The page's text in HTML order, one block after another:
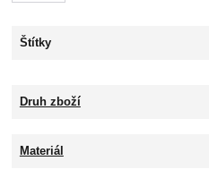
Štítky
Druh zboží
Materiál